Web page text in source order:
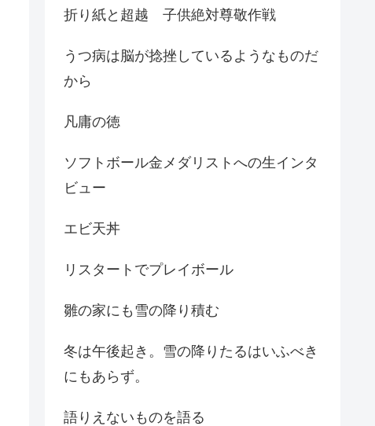
折り紙と超越 子供絶対尊敬作戦
うつ病は脳が捻挫しているようなものだ
から
凡庸の徳
ソフトボール金メダリストへの生インタ
ビュー
エビ天丼
リスタートでプレイボール
雛の家にも雪の降り積む
冬は午後起き。雪の降りたるはいふべき
にもあらず。
語りえないものを語る